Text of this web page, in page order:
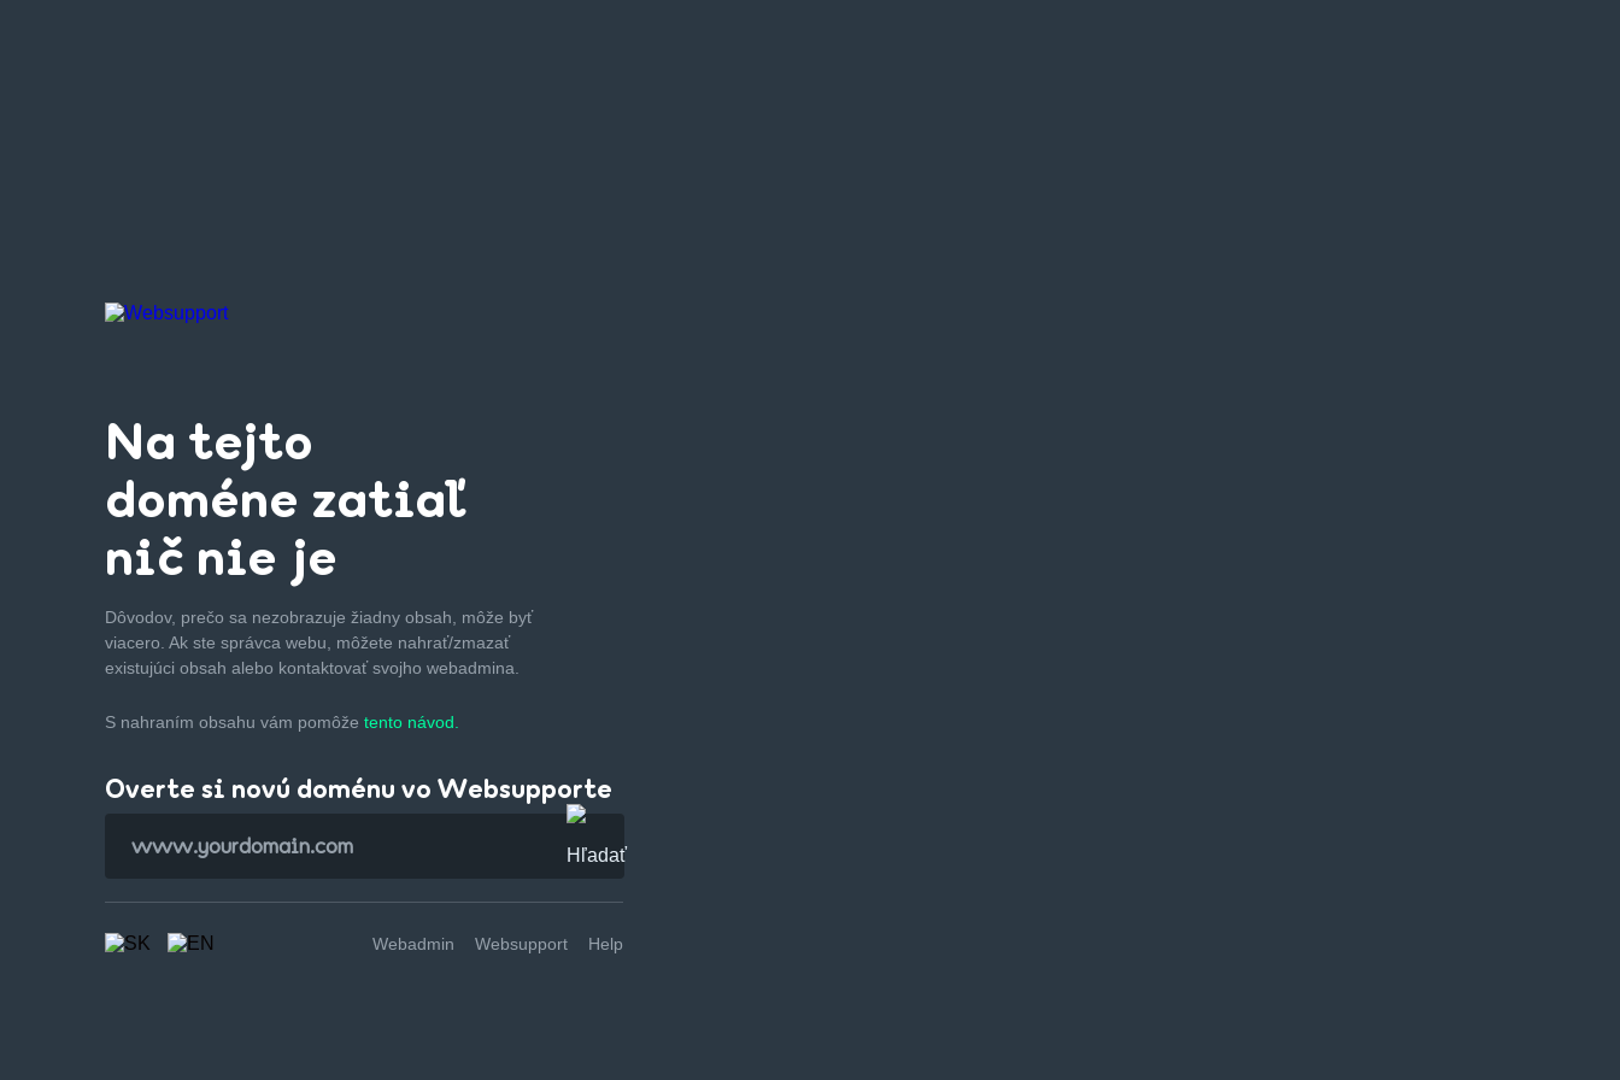
Na tejto
doméne zatiaľ
nič nie je
Dôvodov, prečo sa nezobrazuje žiadny obsah, môže byť
viacero. Ak ste správca webu, môžete nahrať/zmazať
existujúci obsah alebo kontaktovať svojho webadmina.
S nahraním obsahu vám pomôže tento návod.
Overte si novú doménu vo Websupporte
Webadmin Websupport Help